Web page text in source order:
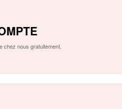
chez nous gratuitement.